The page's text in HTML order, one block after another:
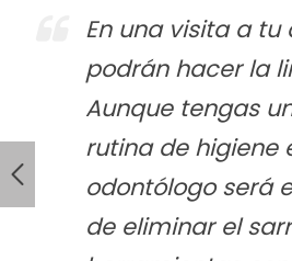
En una visita a tu
podrán hacer la
Aunque tengas
rutina de higiene
odontólogo será
de eliminar el